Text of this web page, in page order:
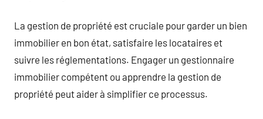
La gestion de propriété est cruciale pour garder un bien
immobilier en bon état, satisfaire les locataires et
suivre les réglementations. Engager un gestionnaire
immobilier compétent ou apprendre la gestion de
propriété peut aider à simplifier ce processus.